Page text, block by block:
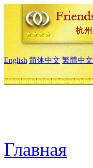
English 简体中文 繁體中文
Главная